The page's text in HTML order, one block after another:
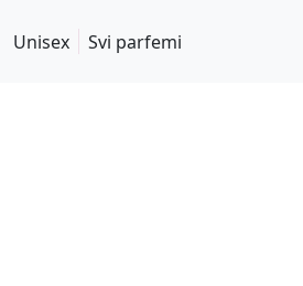
Unisex Svi parfemi